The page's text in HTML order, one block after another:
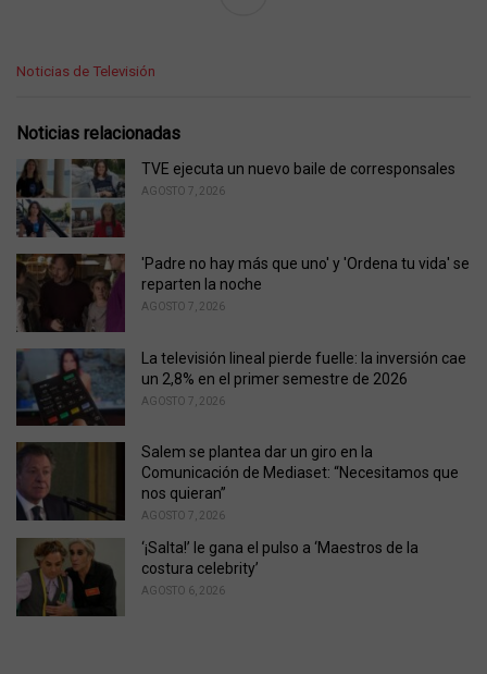
C
e
o
r
i
e
:
Noticias de Televisión
Noticias relacionadas
TVE ejecuta un nuevo baile de corresponsales
AGOSTO 7, 2026
'Padre no hay más que uno' y 'Ordena tu vida' se
reparten la noche
AGOSTO 7, 2026
La televisión lineal pierde fuelle: la inversión cae
un 2,8% en el primer semestre de 2026
AGOSTO 7, 2026
Salem se plantea dar un giro en la
Comunicación de Mediaset: “Necesitamos que
nos quieran”
AGOSTO 7, 2026
‘¡Salta!’ le gana el pulso a ‘Maestros de la
costura celebrity’
AGOSTO 6, 2026